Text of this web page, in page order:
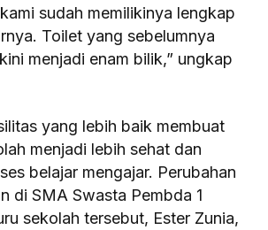
sudah memilikinya lengkap
Toilet yang sebelumnya
menjadi enam bilik,” ungkap
yang lebih baik membuat
menjadi lebih sehat dan
belajar mengajar. Perubahan
di SMA Swasta Pembda 1
sekolah tersebut, Ester Zunia,